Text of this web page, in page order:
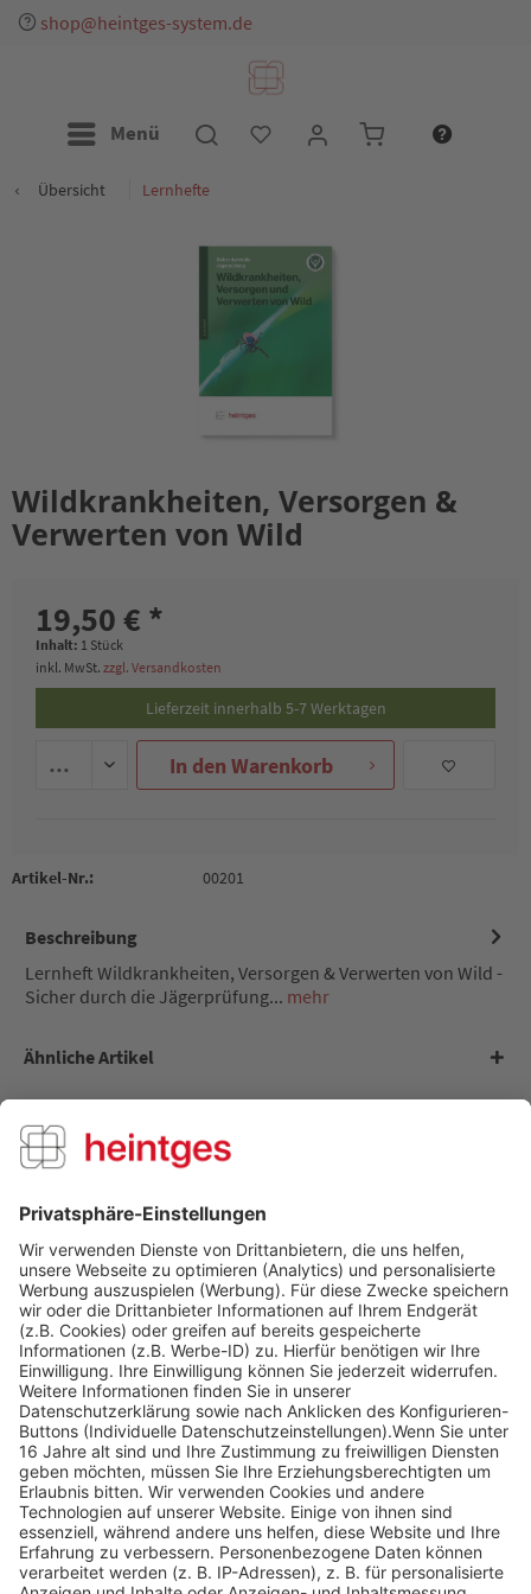
shop@heintges-system.de
Menü
Übersicht Lernhefte
Wildkrankheiten, Versorgen &
Verwerten von Wild
19,50 € *
Inhalt: 1 Stück
inkl. MwSt. zzgl. Versandkosten
Lieferzeit innerhalb 5-7 Werktagen
In den Warenkorb
Artikel-Nr.: 00201
Beschreibung
Lernheft Wildkrankheiten, Versorgen & Verwerten von Wild -
Sicher durch die Jägerprüfung... mehr
Ähnliche Artikel
Kunden haben sich ebenfalls angesehen
Über uns
Service Hotline
Shop Service
Informationen
Folge uns